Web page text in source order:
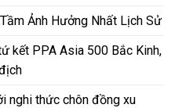
Ảnh Hưởng Nhất Lịch Sử
kết PPA Asia 500 Bắc Kinh,
nghi thức chôn đồng xu